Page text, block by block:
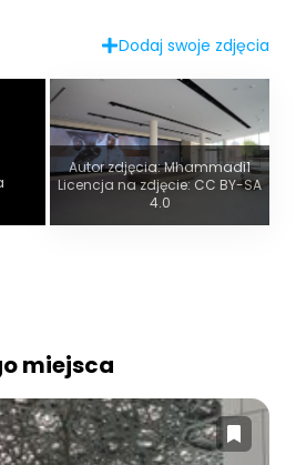
Dodaj swoje zdjęcia
Autor zdjęcia: Mhammadi1
Licencja na zdjęcie: CC BY-SA
4.0
miejsca